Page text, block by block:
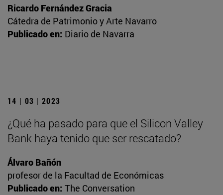
Ricardo Fernández Gracia
Cátedra de Patrimonio y Arte Navarro
Publicado en: Diario de Navarra
14 | 03 | 2023
¿Qué ha pasado para que el Silicon Valley
Bank haya tenido que ser rescatado?
Álvaro Bañón
profesor de la Facultad de Económicas
Publicado en: The Conversation